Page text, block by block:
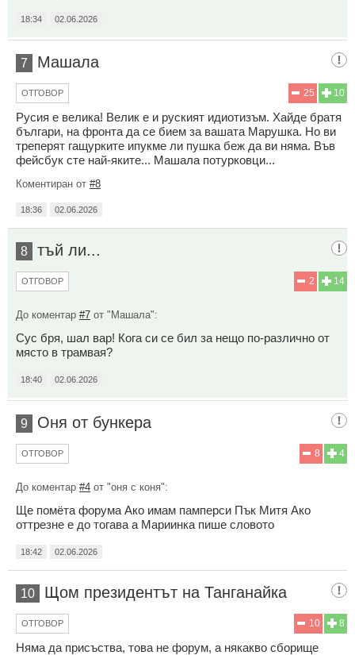
18:34 02.06.2026
7 Машала
10
25
ОТГОВОР
Русия е велика! Велик е и руският идиотизъм. Хайде братя
българи, на фронта да се бием за вашата Марушка. Но ви
треперят гащурките ипукме ли пушка беж да ви няма. Във
фейсбук сте най-яките... Машала потурковци...
Коментиран от #8
18:36 02.06.2026
8 тъй ли...
14
2
ОТГОВОР
До коментар #7 от "Машала":
Сус бря, шал вар! Кога си се бил за нещо по-различно от
място в трамвая?
18:40 02.06.2026
9 Оня от бункера
4
8
ОТГОВОР
До коментар #4 от "оня с коня":
Ще помёта форума Ако имам памперси Пък Митя Ако
оттрезне е до тогава а Мариинка пише словото
18:42 02.06.2026
10 Щом президентът на Танганайка
8
10
ОТГОВОР
Няма да присъства, това не форум, а някакво сборище